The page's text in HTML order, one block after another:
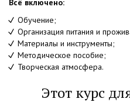
Всё включено:
Обучение;
Организация питания и
Материалы и инструменты;
Методическое пособие;
Творческая атмосфера.
Этот курс